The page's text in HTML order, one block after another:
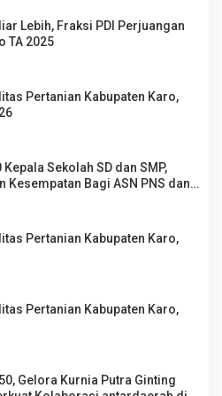
Lebih, Fraksi PDI Perjuangan
TA 2025
Pertanian Kabupaten Karo,
Sekolah SD dan SMP,
Kesempatan Bagi ASN PNS dan
Pertanian Kabupaten Karo,
Pertanian Kabupaten Karo,
Gelora Kurnia Putra Ginting